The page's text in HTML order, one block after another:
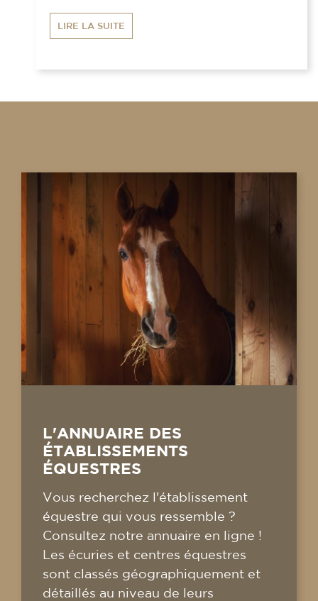
LIRE LA SUITE
L'ANNUAIRE DES
ÉTABLISSEMENTS
ÉQUESTRES
Vous recherchez l'établissement
équestre qui vous ressemble ?
Consultez notre annuaire en ligne !
Les écuries et centres équestres
sont classés géographiquement et
détaillés au niveau de leurs